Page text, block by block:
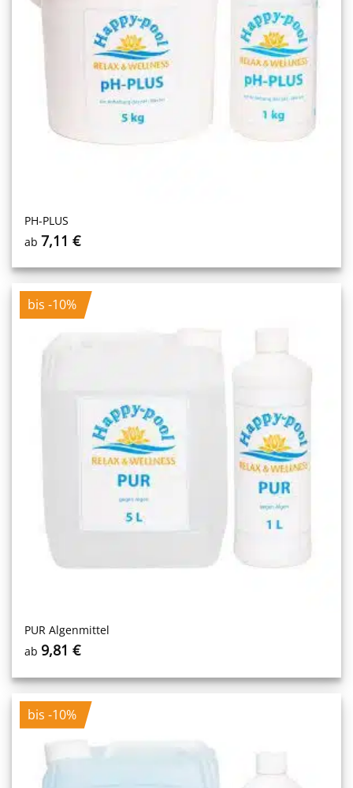
PH-PLUS
ab7,11€
bis -10%
PUR Algenmittel
ab 9,81€
bis -10%